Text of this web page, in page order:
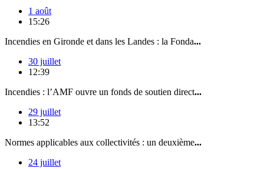
1 août
15:26
Incendies en Gironde et dans les Landes : la Fonda...
30 juillet
12:39
Incendies : l’AMF ouvre un fonds de soutien direct...
29 juillet
13:52
Normes applicables aux collectivités : un deuxième...
24 juillet